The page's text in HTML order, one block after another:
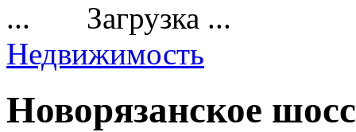
Загрузка ...
Недвижимость
Новорязанское